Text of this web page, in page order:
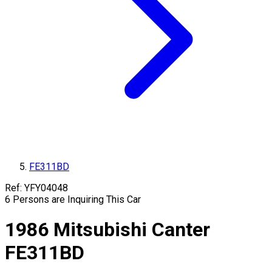
FE311BD
Ref: YFY04048
6 Persons are Inquiring This Car
1986 Mitsubishi Canter
FE311BD